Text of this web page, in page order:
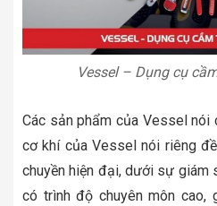
Vessel – Dụng cụ
Các sản phẩm của Vessel nói
cơ khí của Vessel nói riêng
chuyền hiện đại, dưới sự giám
có trình độ chuyên môn cao,